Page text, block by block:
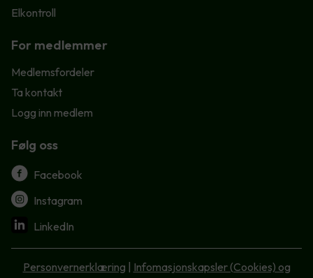
Elkontroll
For medlemmer
Medlemsfordeler
Ta kontakt
Logg inn medlem
Følg oss
Facebook
Instagram
LinkedIn
Personvernerklæring | Infomasjonskapsler (Cookies) og